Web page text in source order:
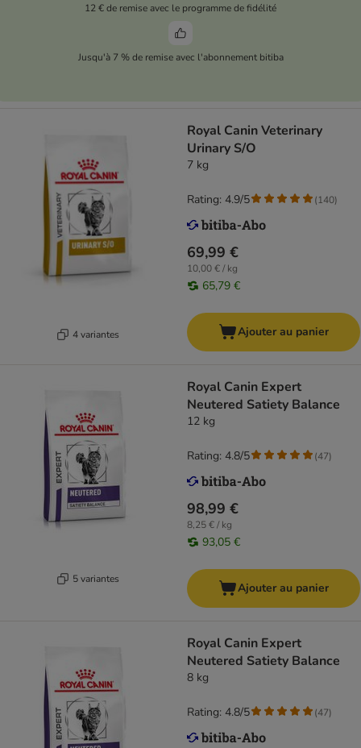
12 € de remise avec le programme de fidélité
Jusqu'à 7 % de remise avec l'abonnement bitiba
4 variantes
Royal Canin Veterinary
Urinary S/O
7 kg
69,99 €
10,00 € / kg
65,79 €
Rating: 4.9/5 (140)
Ajouter au panier
5 variantes
Royal Canin Expert
Neutered Satiety Balance
12 kg
98,99 €
8,25 € / kg
93,05 €
Rating: 4.8/5 (47)
Ajouter au panier
Royal Canin Expert
Neutered Satiety Balance
8 kg
Rating: 4.8/5 (47)